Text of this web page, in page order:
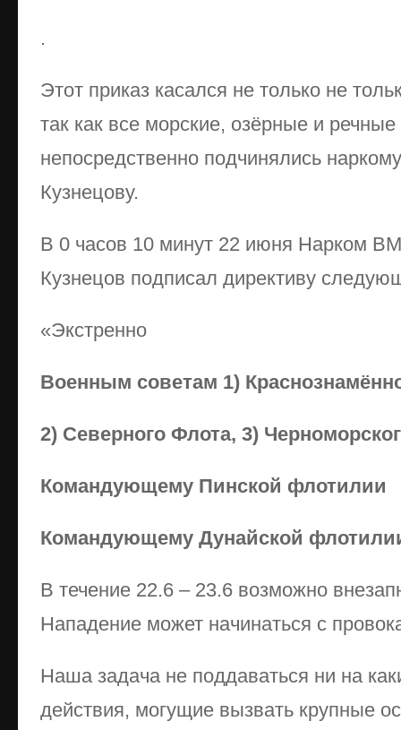
.
Этот приказ касался не только не
так как все морские, озёрные и
непосредственно подчинялись
Кузнецову.
В 0 часов 10 минут 22 июня Нарком
Кузнецов подписал директиву
«Экстренно
Военным советам 1)
2) Северного Флота, 3)
Командующему Пинской флотилии
Командующему Дунайской
В течение 22.6 – 23.6 возможно
Нападение может начинаться с
Наша задача не поддаваться ни на
действия, могущие вызвать крупные